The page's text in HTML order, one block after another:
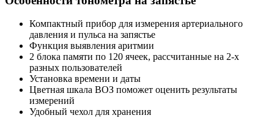
Компактный прибор для измерения артериального
давления и пульса на запястье
Функция выявления аритмии
2 блока памяти по 120 ячеек, рассчитанные на 2-х
разных пользователей
Установка времени и даты
Цветная шкала ВОЗ поможет оценить результаты
измерений
Удобный чехол для хранения